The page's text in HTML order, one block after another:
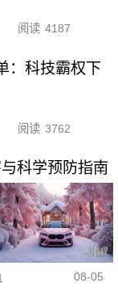
阅读 4187
：科技霸权下
阅读 3762
科学预防指南
08-05